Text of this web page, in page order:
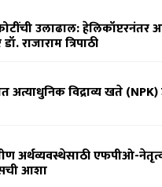
उलाढाल: हेलिकॉप्टरनंतर
राजाराम त्रिपाठी
अत्याधुनिक विद्राव्य खते
अर्थव्यवस्थेसाठी एफपीओ-
आशा